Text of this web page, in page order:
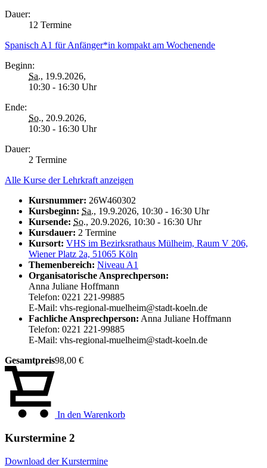
Dauer:
12 Termine
Spanisch A1 für Anfänger*in kompakt am Wochenende
Beginn:
Sa., 19.9.2026,
10:30 - 16:30 Uhr
Ende:
So., 20.9.2026,
10:30 - 16:30 Uhr
Dauer:
2 Termine
Alle Kurse der Lehrkraft anzeigen
Kursnummer: 26W460302
Kursbeginn: Sa., 19.9.2026, 10:30 - 16:30 Uhr
Kursende: So., 20.9.2026, 10:30 - 16:30 Uhr
Kursdauer: 2 Termine
Kursort: VHS im Bezirksrathaus Mülheim, Raum V 206,
Wiener Platz 2a, 51065 Köln
Themenbereich: Niveau A1
Organisatorische Ansprechperson:
Anna Juliane Hoffmann
Telefon: 0221 221-99885
E-Mail: vhs-regional-muelheim@stadt-koeln.de
Fachliche Ansprechperson: Anna Juliane Hoffmann
Telefon: 0221 221-99885
E-Mail: vhs-regional-muelheim@stadt-koeln.de
Gesamtpreis98,00 €
In den Warenkorb
Kurstermine 2
Download der Kurstermine